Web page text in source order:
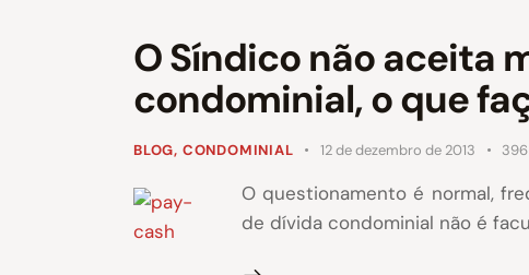
O Síndico não aceita
condominial, o que
BLOG, CONDOMINIAL 12 de dezembro de 2013 396
O questionamento é normal,
de dívida condominial não é